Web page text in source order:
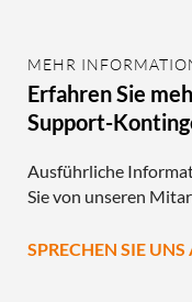
MEHR
Erfahren Sie
Support-
Ausführliche
Sie von unseren
SPRECHEN SIE